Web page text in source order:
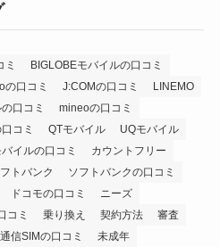
ミ
BIGLOBEモバイルの口コミ
の口コミ J:COMの口コミ
LINEMO
口コミ
mineoの口コミ
コミ QTモバイル
UQモバイル
イルの口コミ
カウントフリー
トバンク
ソフトバンクの口コミ
ドコモの口コミ
ニーズ
コミ 乗り換え 契約方法
審査
信SIMの口コミ
未成年